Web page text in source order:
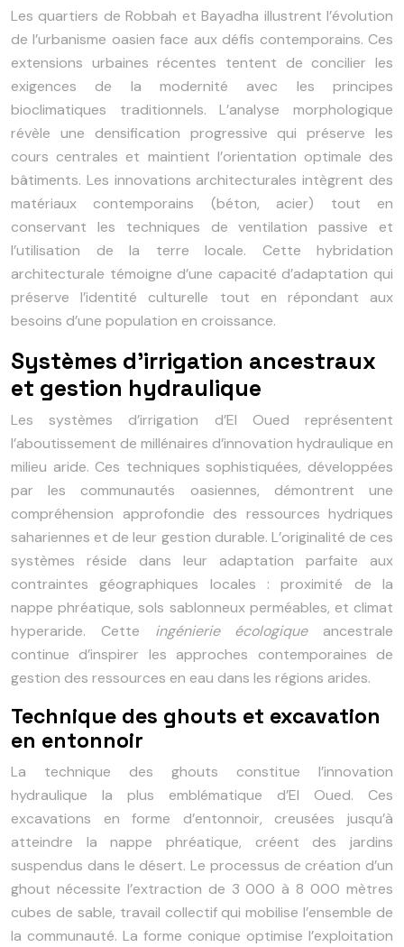
Les quartiers de Robbah et Bayadha illustrent l’évolution
de l’urbanisme oasien face aux défis contemporains. Ces
extensions urbaines récentes tentent de concilier les
exigences de la modernité avec les principes
bioclimatiques traditionnels. L’analyse morphologique
révèle une densification progressive qui préserve les
cours centrales et maintient l’orientation optimale des
bâtiments. Les innovations architecturales intègrent des
matériaux contemporains (béton, acier) tout en
conservant les techniques de ventilation passive et
l’utilisation de la terre locale. Cette hybridation
architecturale témoigne d’une capacité d’adaptation qui
préserve l’identité culturelle tout en répondant aux
besoins d’une population en croissance.
Systèmes d’irrigation ancestraux
et gestion hydraulique
Les systèmes d’irrigation d’El Oued représentent
l’aboutissement de millénaires d’innovation hydraulique en
milieu aride. Ces techniques sophistiquées, développées
par les communautés oasiennes, démontrent une
compréhension approfondie des ressources hydriques
sahariennes et de leur gestion durable. L’originalité de ces
systèmes réside dans leur adaptation parfaite aux
contraintes géographiques locales : proximité de la
nappe phréatique, sols sablonneux perméables, et climat
hyperaride. Cette ingénierie écologique ancestrale
continue d’inspirer les approches contemporaines de
gestion des ressources en eau dans les régions arides.
Technique des ghouts et excavation
en entonnoir
La technique des ghouts constitue l’innovation
hydraulique la plus emblématique d’El Oued. Ces
excavations en forme d’entonnoir, creusées jusqu’à
atteindre la nappe phréatique, créent des jardins
suspendus dans le désert. Le processus de création d’un
ghout nécessite l’extraction de 3 000 à 8 000 mètres
cubes de sable, travail collectif qui mobilise l’ensemble de
la communauté. La forme conique optimise l’exploitation